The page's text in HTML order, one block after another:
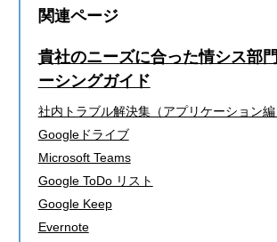
関連ページ
貴社のニーズに合った情シス部
ーシングガイド
社内トラブル解決集（アプリケーション編
Googleドライブ
Microsoft Teams
Google ToDo リスト
Google Keep
Evernote